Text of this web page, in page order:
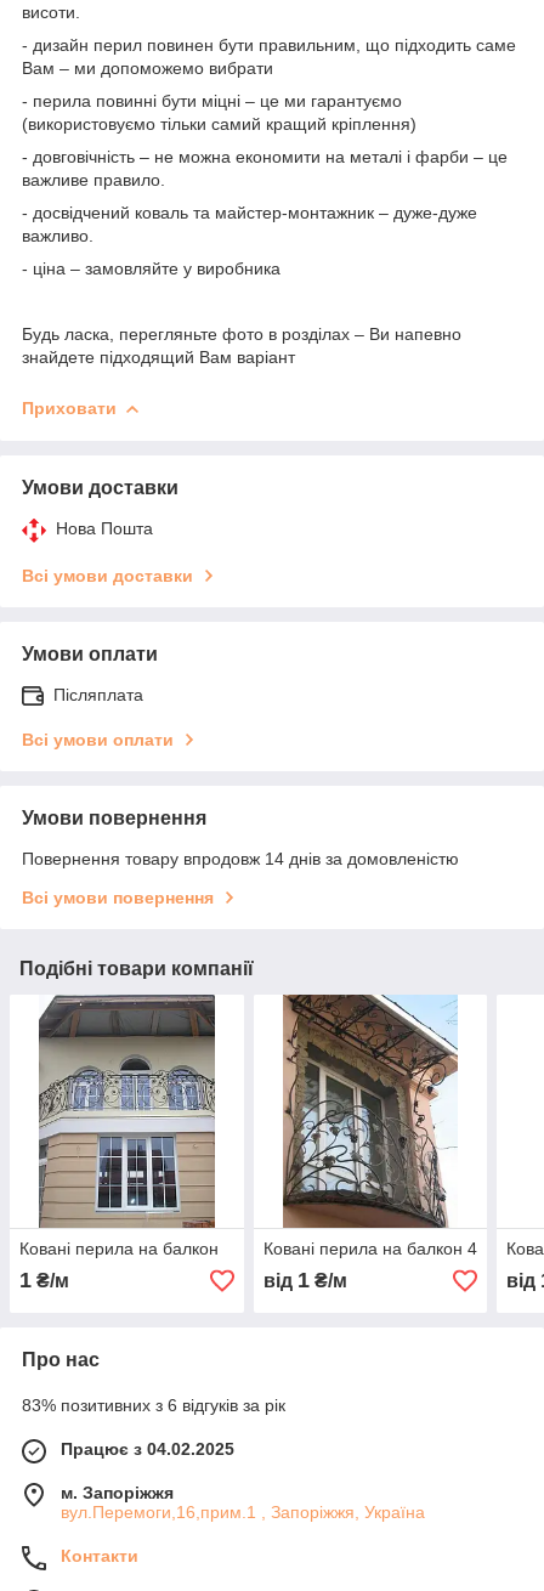
висоти.
- дизайн перил повинен бути правильним, що підходить саме
Вам – ми допоможемо вибрати
- перила повинні бути міцні – це ми гарантуємо
(використовуємо тільки самий кращий кріплення)
- довговічність – не можна економити на металі і фарби – це
важливе правило.
- досвідчений коваль та майстер-монтажник – дуже-дуже
важливо.
- ціна – замовляйте у виробника
Будь ласка, перегляньте фото в розділах – Ви напевно
знайдете підходящий Вам варіант
Приховати
Умови доставки
Нова Пошта
Всі умови доставки
Умови оплати
Післяплата
Всі умови оплати
Умови повернення
Повернення товару впродовж 14 днів за домовленістю
Всі умови повернення
Подібні товари компанії
Ковані перила на балкон
1 ₴/м
Ковані перила на балкон 4
від 1₴/м від
Про нас
83% позитивних з 6 відгуків за рік
Працює з 04.02.2025
м. Запоріжжя
вул.Перемоги,16,прим.1 , Запоріжжя, Україна
Контакти